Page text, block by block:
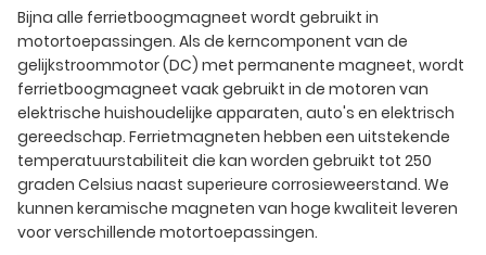
Bijna alle ferrietboogmagneet wordt gebruikt in
motortoepassingen. Als de kerncomponent van de
gelijkstroommotor (DC) met permanente magneet, wordt
ferrietboogmagneet vaak gebruikt in de motoren van
elektrische huishoudelijke apparaten, auto's en elektrisch
gereedschap. Ferrietmagneten hebben een uitstekende
temperatuurstabiliteit die kan worden gebruikt tot 250
graden Celsius naast superieure corrosieweerstand. We
kunnen keramische magneten van hoge kwaliteit leveren
voor verschillende motortoepassingen.